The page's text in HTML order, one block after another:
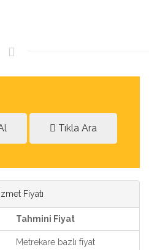
Tıkla Ara
Fiyatı
Tahmini Fiyat
Metrekare bazlı fiyat